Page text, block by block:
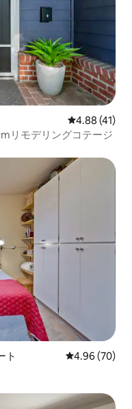
レビュー41
4.88 (41)
リモデリングコテージ
ト レビュー70
4.96 (70)